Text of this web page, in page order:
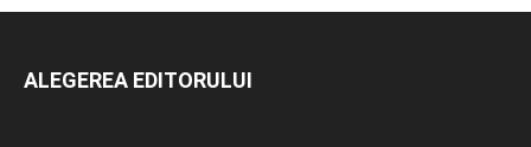
ALEGEREA EDITORULUI